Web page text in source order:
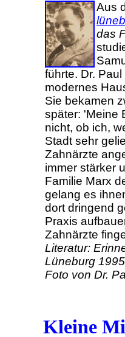
Aus
das
führte. Dr.
modernes
Sie bekamen
später: 'Meine
nicht, ob ich,
Stadt sehr
Zahnärzte
immer stärker
Familie Marx
gelang es
dort dringend
Praxis
Zahnärzte
Literatur:
Lüneburg
Foto von Dr.
Kleine